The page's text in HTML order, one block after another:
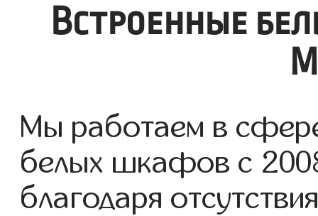
Встроенные
Мы работаем в
белых шкафов с
благодаря